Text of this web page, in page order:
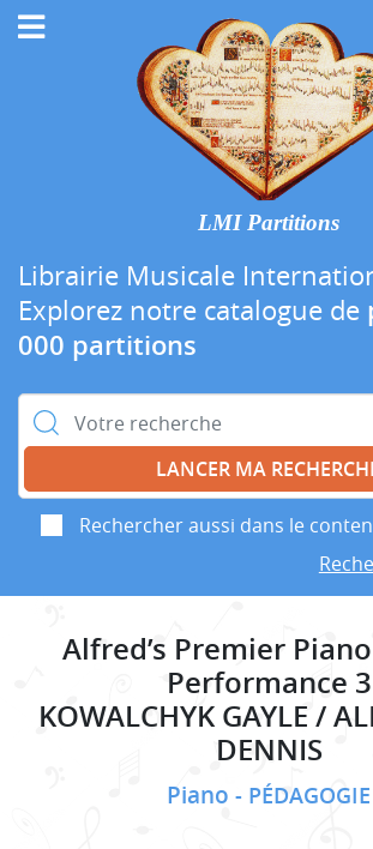
LMI Partitions
Librairie Musicale
Explorez notre catalogue de
000 partitions
Rechercher :
Rechercher aussi dans le
Alfred’s Premier
Performance 3
KOWALCHYK GAYLE /
DENNIS
Piano PÉDAGOGIE